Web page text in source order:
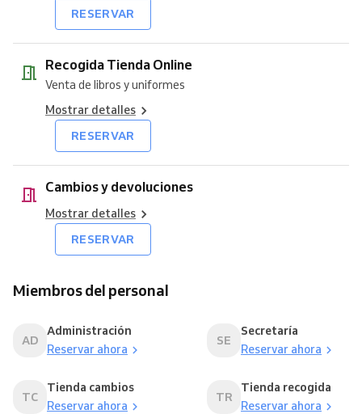
RESERVAR
Recogida Tienda Online
Venta de libros y uniformes
Mostrar detalles
RESERVAR
Cambios y devoluciones
Mostrar detalles
RESERVAR
Miembros del personal
AD
Administración
Reservar ahora
SE
Secretaría
Reservar ahora
TC
Tienda cambios
Reservar ahora
TR
Tienda recogida
Reservar ahora